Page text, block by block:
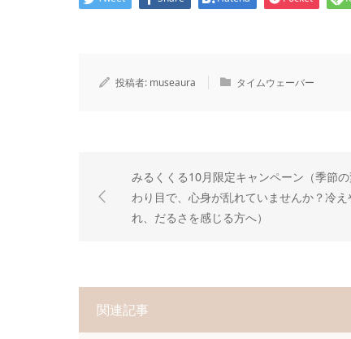
投稿者: museaura タイムウェーバー
みるくくる10月限定キャンペーン（季節
わり目で、心身が乱れていませんか？冷え
れ、だるさを感じる方へ）
関連記事